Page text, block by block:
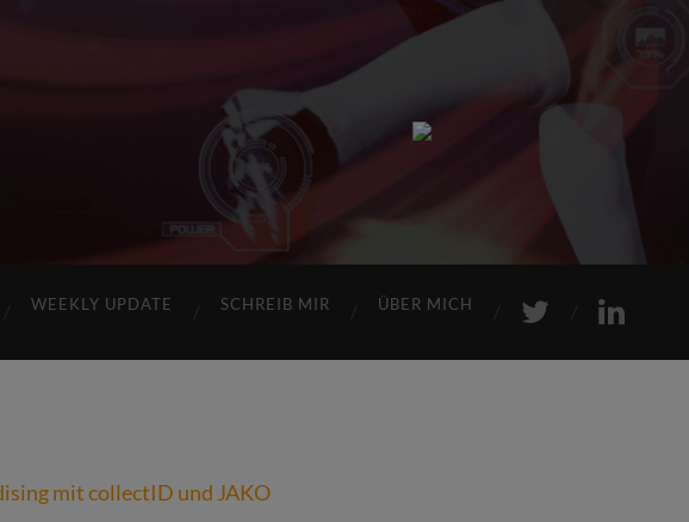
WEEKLY UPDATE SCHREIB MIR ÜBER MICH